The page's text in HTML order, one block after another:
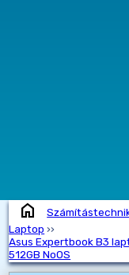
home
Laptop ››
Asus Expertbook B3
512GB NoOS